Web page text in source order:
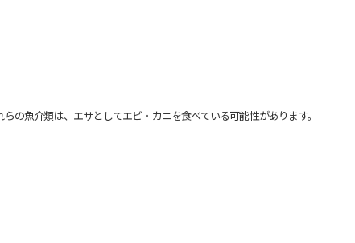
魚介類は、エサとしてエビ・カニを食べている可能性があります。